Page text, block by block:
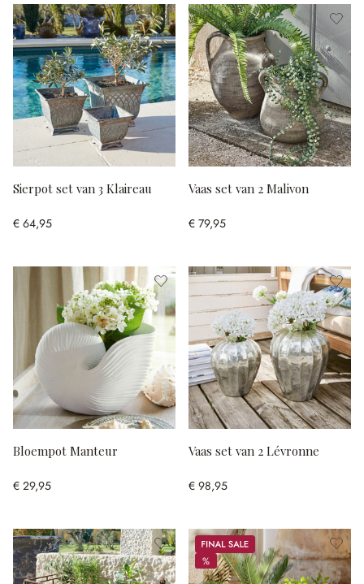
Sierpot set van 3 Klaireau
€ 64,95
Vaas set van 2 Malivon
€ 79,95
Bloempot Manteur
€ 29,95
Vaas set van 2 Lévronne
€ 98,95
Sale
%
%